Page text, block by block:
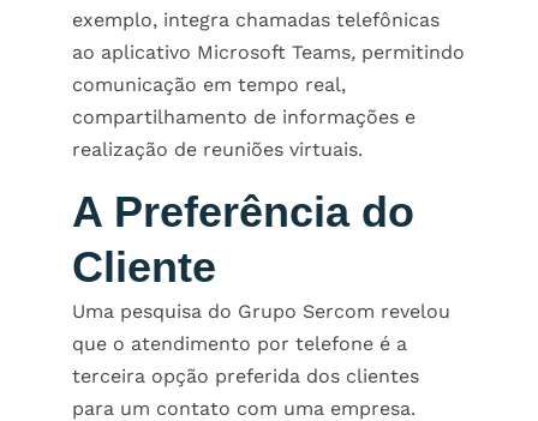
exemplo, integra chamadas telefônicas
ao aplicativo Microsoft Teams, permitindo
comunicação em tempo real,
compartilhamento de informações e
realização de reuniões virtuais.
A Preferência do
Cliente
Uma pesquisa do Grupo Sercom revelou
que o atendimento por telefone é a
terceira opção preferida dos clientes
para um contato com uma empresa.